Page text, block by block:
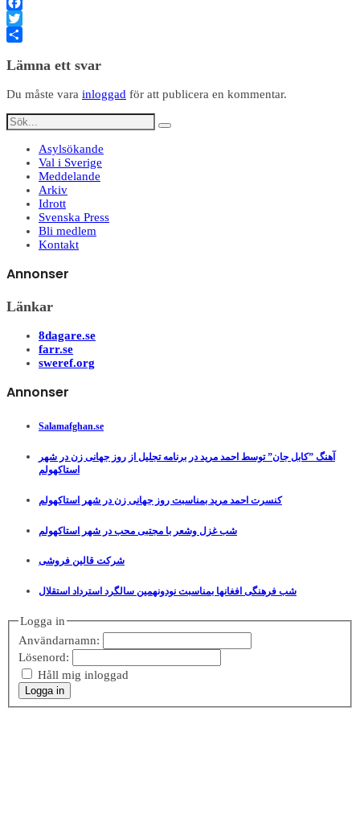
Facebook
Twitter
Lämna ett svar
Du måste vara inloggad för att publicera en kommentar.
Asylsökande
Val i Sverige
Meddelande
Arkiv
Idrott
Svenska Press
Bli medlem
Kontakt
Annonser
Länkar
8dagare.se
farr.se
sweref.org
Annonser
Salamafghan.se
آهنگ ”کابل جان” توسط احمد مرید در برنامه تجلیل از روز جهانی زن در شهر
استاکهولم
کنسرت احمد مرید بمناسبت روز جهانی زن در شهر استاکهولم
شب غزل وشعر با مجتبی محب در شهر استاکهولم
شرکت قالین فروشی
شب فرهنگی افغانها بمناسبت نودونهمین سالگرد استرداد استقلال
Logga in
Användarnamn:
Lösenord:
Håll mig inloggad
Logga in